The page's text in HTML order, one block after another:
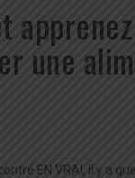
une
EN VRAI, il y a